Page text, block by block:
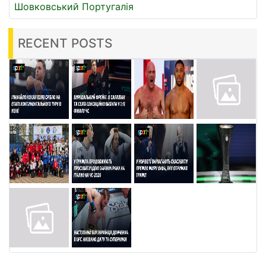
Шовковський Португалія
RECENT POSTS